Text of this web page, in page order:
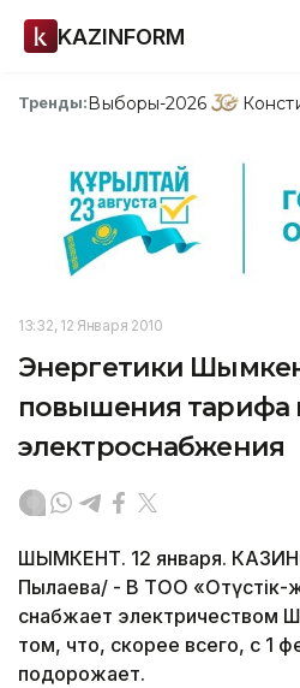
KAZINFORM
Тренды:Выборы-2026
13:32, 12 Января 2010
Энергетики
повышения тарифа
электроснабжения
ШЫМКЕНТ. 12 января.
Пылаева/ - В ТОО
снабжает электричеством
том, что, скорее всего, с 1
подорожает.